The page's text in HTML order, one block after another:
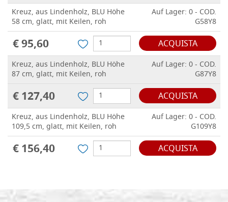
Kreuz, aus Lindenholz, BLU Höhe
58 cm, glatt, mit Keilen, roh
Auf Lager: 0 - COD.
G58Y8
€ 95,60 ACQUISTA
Kreuz, aus Lindenholz, BLU Höhe
87 cm, glatt, mit Keilen, roh
Auf Lager: 0 - COD.
G87Y8
€ 127,40 ACQUISTA
Kreuz, aus Lindenholz, BLU Höhe
109,5 cm, glatt, mit Keilen, roh
Auf Lager: 0 - COD.
G109Y8
€ 156,40 ACQUISTA